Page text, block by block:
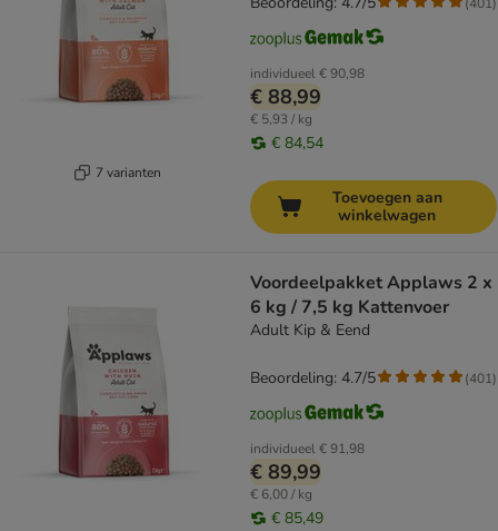
7 varianten
individueel€ 90,98
€ 88,99
€ 5,93 / kg
€ 84,54
Toevoegen aan
winkelwagen
Voordeelpakket Applaws 2 x
6 kg / 7,5 kg Kattenvoer
Adult Kip & Eend
individueel€ 91,98
€ 89,99
€ 6,00 / kg
€ 85,49
Beoordeling: 4.7/5 (401)